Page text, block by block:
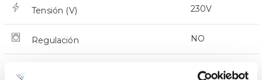
Tensión (V) 230V
Regulación NO